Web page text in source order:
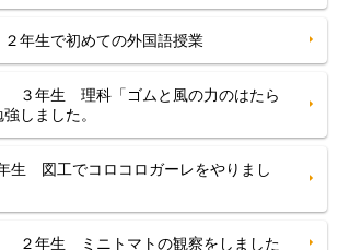
２年生で初めての外国語授業
３年生 理科「ゴムと風の力のはたら
しました。
図工でコロコロガーレをやりまし
２年生 ミニトマトの観察をしました